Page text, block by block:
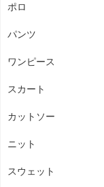
ポロ
パンツ
ワンピース
スカート
カットソー
ニット
スウェット